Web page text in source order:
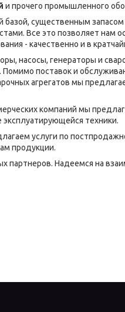
и прочего промышленного
базой, существенным запасом
Все это позволяет нам
- качественно и в
насосы, генераторы и
поставок и
агрегатов мы
компаний мы
техники.
услуги по
продукции.
партнеров. Надеемся на